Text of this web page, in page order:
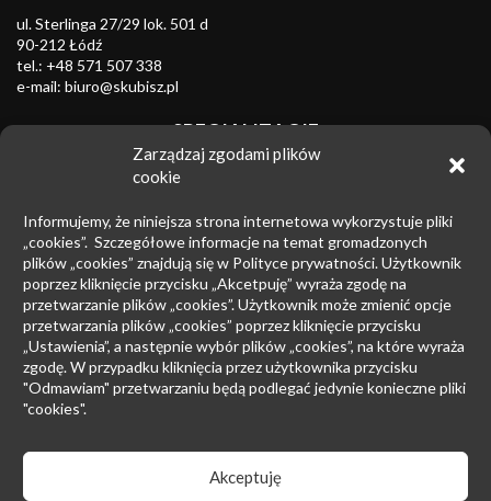
Zarządzaj zgodami plików
cookie
Informujemy, że niniejsza strona internetowa wykorzystuje pliki
„cookies”. Szczegółowe informacje na temat gromadzonych
plików „cookies” znajdują się w Polityce prywatności. Użytkownik
poprzez kliknięcie przycisku „Akcetpuję” wyraża zgodę na
przetwarzanie plików „cookies”. Użytkownik może zmienić opcje
przetwarzania plików „cookies” poprzez kliknięcie przycisku
„Ustawienia”, a następnie wybór plików „cookies”, na które wyraża
zgodę. W przypadku kliknięcia przez użytkownika przycisku
"Odmawiam" przetwarzaniu będą podlegać jedynie konieczne pliki
"cookies".
Akceptuję
ul. Sterlinga 27/29 lok. 501 d
90-212 Łódź
tel.: +48 571 507 338
e-mail: biuro@skubisz.pl
SPECJALIZACJE
Wzory przemysłowe
Patenty
Prawo upadłościowe
Prawo autorskie
Prowadzenie sporów sądowych